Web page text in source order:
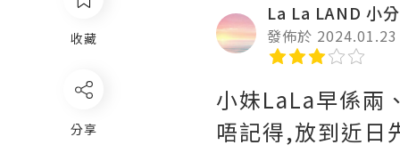
La La LAND 小
發佈於 2024.01.23
小妹LaLa早係兩
唔記得,放到近日
收藏
分享